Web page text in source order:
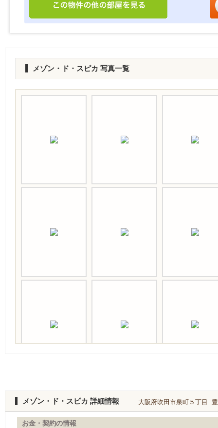
メゾン・ド・スピカ 写真一覧
メゾン・ド・スピカ 詳細情報 大阪府吹田市泉町５丁目
お金・契約の情報